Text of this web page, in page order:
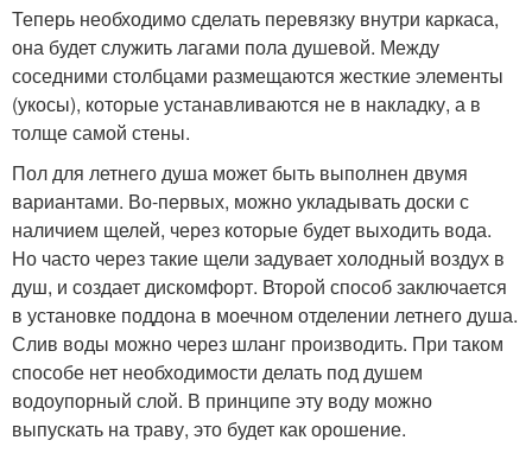
Теперь необходимо сделать перевязку внутри каркаса,
она будет служить лагами пола душевой. Между
соседними столбцами размещаются жесткие элементы
(укосы), которые устанавливаются не в накладку, а в
толще самой стены.
Пол для летнего душа может быть выполнен двумя
вариантами. Во-первых, можно укладывать доски с
наличием щелей, через которые будет выходить вода.
Но часто через такие щели задувает холодный воздух в
душ, и создает дискомфорт. Второй способ заключается
в установке поддона в моечном отделении летнего душа.
Слив воды можно через шланг производить. При таком
способе нет необходимости делать под душем
водоупорный слой. В принципе эту воду можно
выпускать на траву, это будет как орошение.